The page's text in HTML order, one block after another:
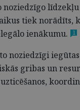
tiek norādīts,
ienākumu. 1
noziedzīgi
gribas un